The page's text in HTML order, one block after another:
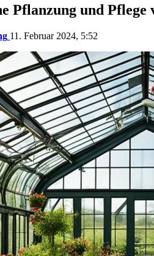
Pflanzung und Pflege
11. Februar 2024, 5:52